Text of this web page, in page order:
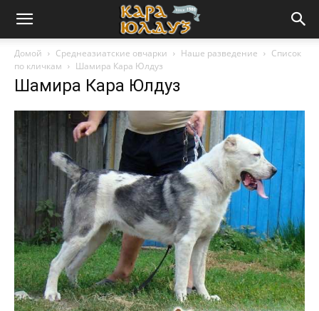
Домой Среднеазиатские овчарки Наше разведение
Список
по кличкам
Шамира Кара Юлдуз
Шамира Кара Юлдуз